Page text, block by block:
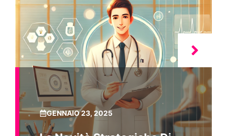
GENNAIO 23, 2025